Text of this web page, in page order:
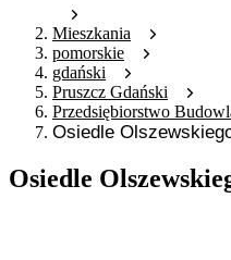
Mieszkania
pomorskie
gdański
Pruszcz Gdański
Przedsiębiorstwo
Osiedle
Osiedle